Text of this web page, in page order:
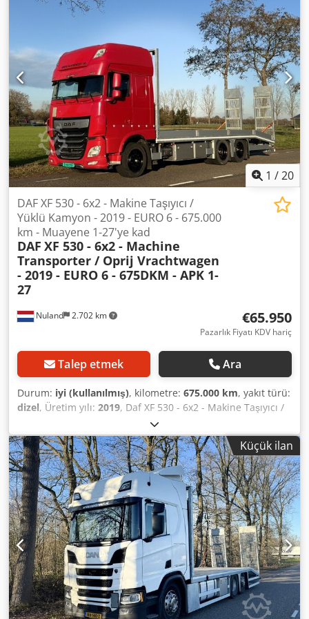
platformu, ilk sahibi, emisyon sınıfı: Euro 6, dizel, arkadan
itişli, HSN 1516, TSN 000, satış öncesinde muayene ve
emisyon testi yenilenecektir, partikül filtresi etiketi: 4 - Yeşil
Chsdpfxowriu Uj Adtoa
Ön aks: Direksiyonlu Chodozq E Thspfx Adtea Arka aks: Çift
tekerlekli Boş ağırlık: 2.500 kg Yük kapasitesi: 1.000 kg
Toplam ağırlık: 3.499 kg Daha fazla bilgi için Thierry
Leemans ile iletişime geçin.
1 /20
Nuland 2.702 km
DAF XF 530 - 6x2 - Makine Taşıyıcı /
Yüklü Kamyon - 2019 - EURO 6 - 675.000
km - Muayene 1-27'ye kad
DAF XF 530 - 6x2 - Machine
Transporter / Oprij Vrachtwagen
- 2019 - EURO 6 - 675DKM - APK 1-
27
€65.950
Pazarlık Fiyatı KDV hariç
Talep etmek Ara
Durum: iyi (kullanılmış), kilometre: 675.000 km, yakıt türü:
dizel, Üretim yılı: 2019, Daf XF 530 - 6x2 - Makine Taşıyıcı /
Rampalı Kamyon - 2019 - EURO 6 - 675.000 km - APK 1-27 -
Hidrolik Valfler - Tam Hava Süspansiyonu - Kaldırma
Mekanizması - Yönlendirilebilir Aks - Otomatik Şanzıman.
Uzunluk: 815 cm Genişlik: 245 cm Yükseklik: 108 cm Yük
Kapasitesi: 14.400 kg Sürekli olarak güncellenen
stoklarımız için web sitemizi ziyaret edin. Fiyatlar
Nuland'daki teslimat fiyatıdır. Van de Wert Trading B.V.,
çeşitli makineler, kamyonlar, römorklar ve ekipman
parçalarından oluşan değişen bir stoğa sahiptir. Tüm
teslimatlarımız, herhangi bir garanti olmaksızın, "olduğu
gibi" (AS-IS) koşullarda ve ticari fiyatlarla yapılmaktadır.
(Genel şartlarımızı inceleyin) İnceleme ve/veya deneme
sürüşü için randevu alabilirsiniz. Lütfen önceden arayın,
çünkü her zaman orada bulunmuyoruz. Van de Wert
Küçük ilan